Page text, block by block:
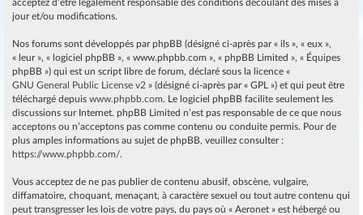
acceptez d’être légalement responsable des conditions découlant des mises à
jour et/ou modifications.
Nos forums sont développés par phpBB (désigné ci-après par « ils », « eux »,
« leur », « logiciel phpBB », « www.phpbb.com », « phpBB Limited », « Équipes
phpBB ») qui est un script libre de forum, déclaré sous la licence «
GNU General Public License v2 » (désigné ci-après par « GPL ») et qui peut être
téléchargé depuis www.phpbb.com. Le logiciel phpBB facilite seulement les
discussions sur Internet. phpBB Limited n’est pas responsable de ce que nous
acceptons ou n’acceptons pas comme contenu ou conduite permis. Pour de
plus amples informations au sujet de phpBB, veuillez consulter :
https://www.phpbb.com/.
Vous acceptez de ne pas publier de contenu abusif, obscène, vulgaire,
diffamatoire, choquant, menaçant, à caractère sexuel ou tout autre contenu qui
peut transgresser les lois de votre pays, du pays où « Aeronet » est hébergé ou